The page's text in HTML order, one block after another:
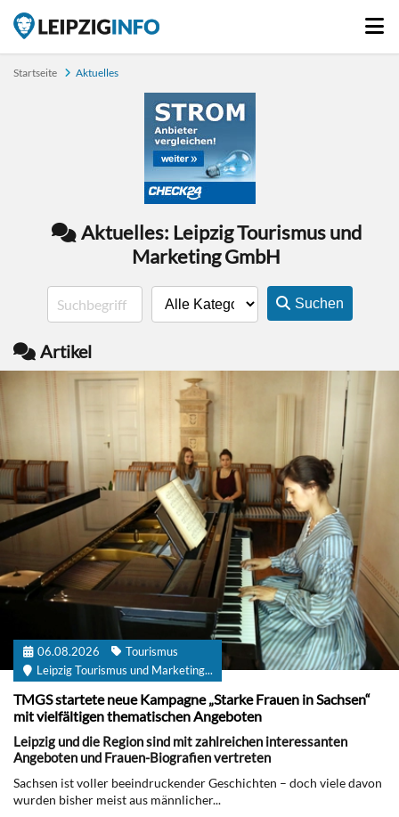
Startseite Aktuelles
Aktuelles: Leipzig Tourismus und
Marketing GmbH
Suchen
Artikel
06.08.2026
Tourismus
Leipzig Tourismus und Marketing...
TMGS startete neue Kampagne „Starke Frauen in Sachsen“
mit vielfältigen thematischen Angeboten
Leipzig und die Region sind mit zahlreichen interessanten
Angeboten und Frauen-Biografien vertreten
Sachsen ist voller beeindruckender Geschichten – doch viele davon
wurden bisher meist aus männlicher...